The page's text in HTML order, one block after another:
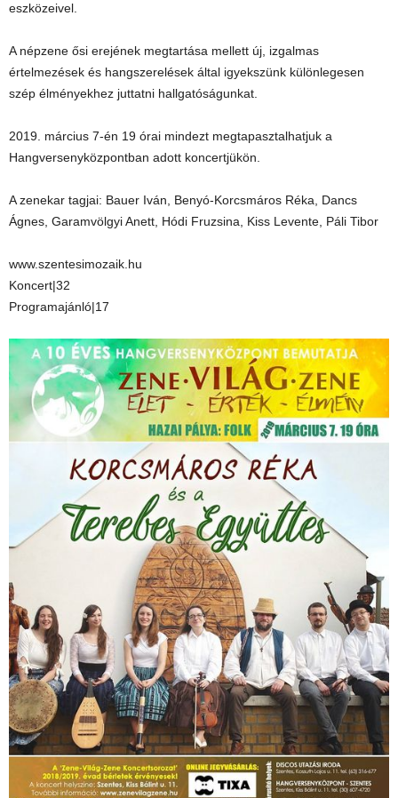
eszközeivel.
A népzene ősi erejének megtartása mellett új, izgalmas
értelmezések és hangszerelések által igyekszünk különlegesen
szép élményekhez juttatni hallgatóságunkat.
2019. március 7-én 19 órai mindezt megtapasztalhatjuk a
Hangversenyközpontban adott koncertjükön.
A zenekar tagjai: Bauer Iván, Benyó-Korcsmáros Réka, Dancs
Ágnes, Garamvölgyi Anett, Hódi Fruzsina, Kiss Levente, Páli Tibor
www.szentesimozaik.hu
Koncert|32
Programajánló|17